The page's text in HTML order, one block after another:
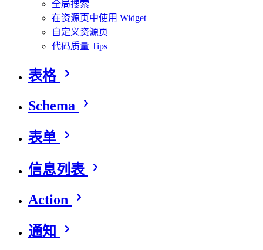
全局搜索
在资源页中使用 Widget
自定义资源页
代码质量 Tips
表格
Schema
表单
信息列表
Action
通知